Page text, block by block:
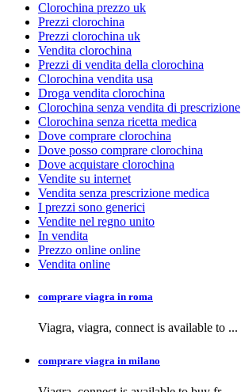
Clorochina prezzo uk
Prezzi clorochina
Prezzi clorochina uk
Vendita clorochina
Prezzi di vendita della clorochina
Clorochina vendita usa
Droga vendita clorochina
Clorochina senza vendita di prescrizione
Clorochina senza ricetta medica
Dove comprare clorochina
Dove posso comprare clorochina
Dove acquistare clorochina
Vendite su internet
Vendita senza prescrizione medica
I prezzi sono generici
Vendite nel regno unito
In vendita
Prezzo online online
Vendita online
comprare viagra in roma
Viagra, viagra, connect is available to ...
comprare viagra in milano